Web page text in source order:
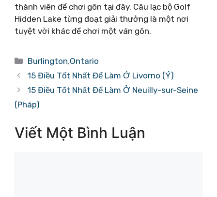
thành viên để chơi gôn tại đây. Câu lạc bộ Golf
Hidden Lake từng đoạt giải thưởng là một nơi
tuyệt vời khác để chơi một ván gôn.
Danh
mục
Burlington,Ontario
15 Điều Tốt Nhất Để Làm Ở Livorno (Ý)
15 Điều Tốt Nhất Để Làm Ở Neuilly-sur-Seine
(Pháp)
Viết Một Bình Luận